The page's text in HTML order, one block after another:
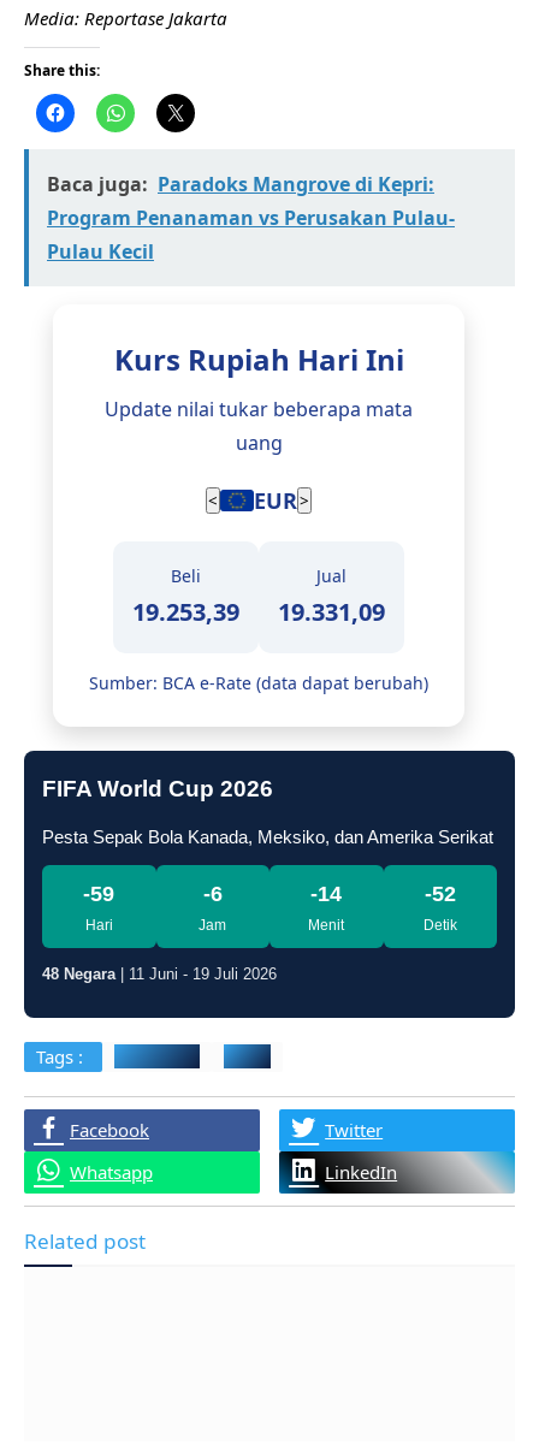
Media: Reportase Jakarta
Share this:
Baca juga: Paradoks Mangrove di Kepri:
Program Penanaman vs Perusakan Pulau-
Pulau Kecil
Kurs Rupiah Hari Ini
Update nilai tukar beberapa mata
uang
< EUR>
Beli
19.253,39
Jual
19.331,09
Sumber: BCA e-Rate (data dapat berubah)
FIFA World Cup 2026
Pesta Sepak Bola Kanada, Meksiko, dan Amerika Serikat
-59
Hari
-6
Jam
-14
Menit
-53
Detik
48 Negara| 11 Juni - 19 Juli 2026
Tags : Pakar
Facebook
Twitter
Whatsapp
LinkedIn
Related post